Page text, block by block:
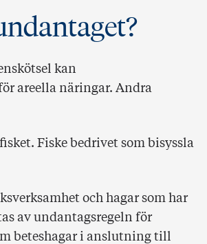
kan
areella näringar. Andra
Fiske bedrivet som bisyssla
och hagar som har
av undantagsregeln för
beteshagar i anslutning till